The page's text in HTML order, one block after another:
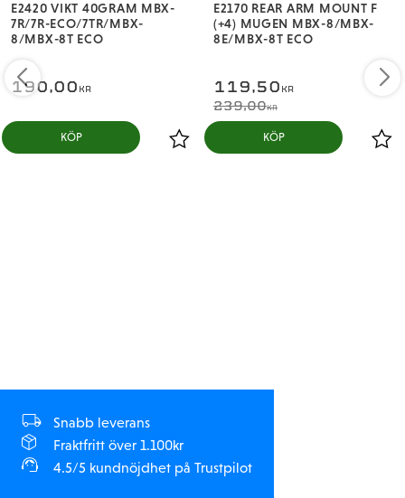
E2420 VIKT 40GRAM MBX-
7R/7R-ECO/7TR/MBX-
8/MBX-8T ECO
190,00 KR
KÖP
E2170 REAR ARM MOUNT F
(+4) MUGEN MBX-8/MBX-
8E/MBX-8T ECO
119,50 KR
239,00KR
KÖP
Snabb leverans
Fraktfritt över 1.100kr
4.5/5 kundnöjdhet på Trustpilot